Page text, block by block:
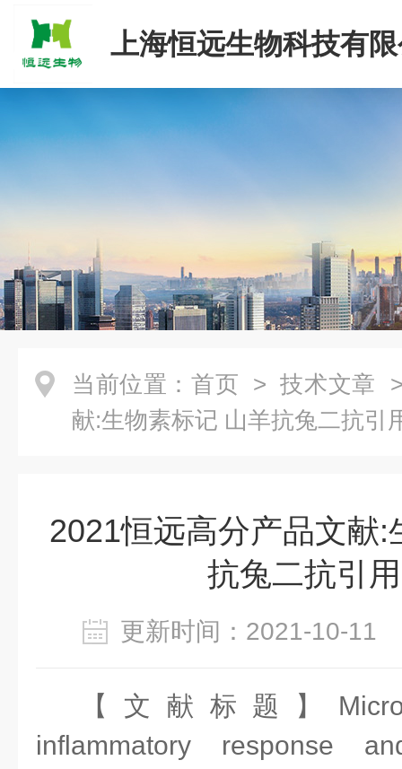
上海恒远生物科技有
当前位置： 首页 > 技术文章
献:生物素标记 山羊抗兔二
2021恒远高分产品文献:
抗兔二抗引
更新时间：2021-10-
【文献标题】
inflammatory response